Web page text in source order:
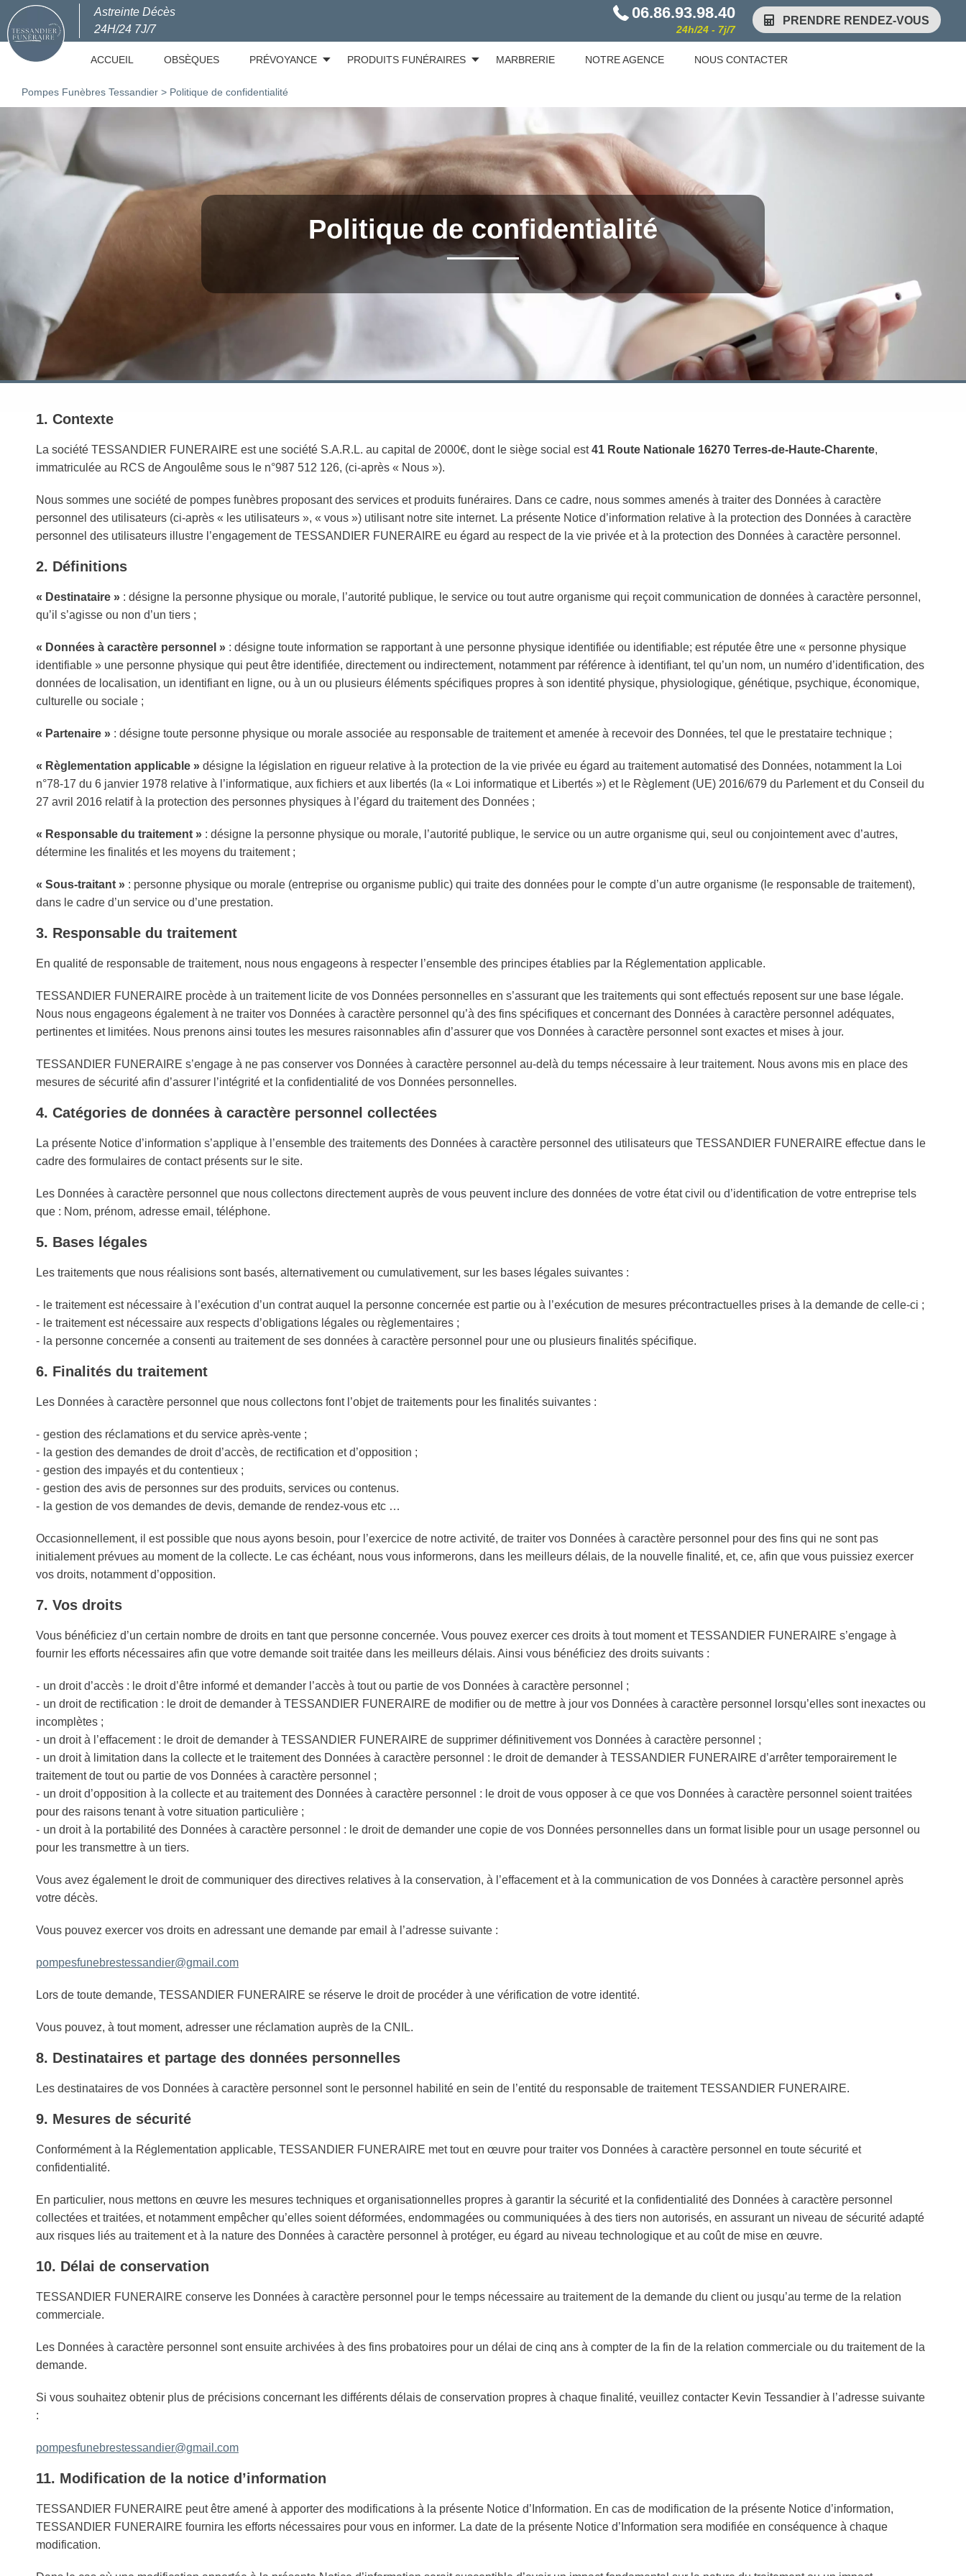
Astreinte Décès
24H/24 7J/7
06.86.93.98.40
24h/24 - 7j/7
PRENDRE RENDEZ-VOUS
ACCUEIL OBSÈQUES PRÉVOYANCE PRODUITS FUNÉRAIRES MARBRERIE NOTRE AGENCE NOUS CONTACTER
Pompes Funèbres Tessandier > Politique de confidentialité
Politique de confidentialité
1. Contexte
La société TESSANDIER FUNERAIRE est une société S.A.R.L. au capital de 2000€, dont le siège social est41 Route Nationale 16270 Terres-de-Haute-Charente,
immatriculée au RCS de Angoulême sous le n°987 512 126, (ci-après « Nous »).
Nous sommes une société de pompes funèbres proposant des services et produits funéraires. Dans ce cadre, nous sommes amenés à traiter des Données à caractère
personnel des utilisateurs (ci-après « les utilisateurs », « vous ») utilisant notre site internet. La présente Notice d’information relative à la protection des Données à caractère
personnel des utilisateurs illustre l’engagement de TESSANDIER FUNERAIRE eu égard au respect de la vie privée et à la protection des Données à caractère personnel.
​2. Définitions
« Destinataire » : désigne la personne physique ou morale, l’autorité publique, le service ou tout autre organisme qui reçoit communication de données à caractère personnel,
qu’il s’agisse ou non d’un tiers ;
« Données à caractère personnel » : désigne toute information se rapportant à une personne physique identifiée ou identifiable; est réputée être une « personne physique
identifiable » une personne physique qui peut être identifiée, directement ou indirectement, notamment par référence à identifiant, tel qu’un nom, un numéro d’identification, des
données de localisation, un identifiant en ligne, ou à un ou plusieurs éléments spécifiques propres à son identité physique, physiologique, génétique, psychique, économique,
culturelle ou sociale ;
« Partenaire » : désigne toute personne physique ou morale associée au responsable de traitement et amenée à recevoir des Données, tel que le prestataire technique ;
« Règlementation applicable » désigne la législation en rigueur relative à la protection de la vie privée eu égard au traitement automatisé des Données, notamment la Loi
n°78-17 du 6 janvier 1978 relative à l’informatique, aux fichiers et aux libertés (la « Loi informatique et Libertés ») et le Règlement (UE) 2016/679 du Parlement et du Conseil du
27 avril 2016 relatif à la protection des personnes physiques à l’égard du traitement des Données ;
​« Responsable du traitement » : désigne la personne physique ou morale, l’autorité publique, le service ou un autre organisme qui, seul ou conjointement avec d’autres,
détermine les finalités et les moyens du traitement ;
« Sous-traitant » : personne physique ou morale (entreprise ou organisme public) qui traite des données pour le compte d’un autre organisme (le responsable de traitement),
dans le cadre d’un service ou d’une prestation.
​3. Responsable du traitement
En qualité de responsable de traitement, nous nous engageons à respecter l’ensemble des principes établies par la Réglementation applicable.
TESSANDIER FUNERAIRE procède à un traitement licite de vos Données personnelles en s’assurant que les traitements qui sont effectués reposent sur une base légale.
Nous nous engageons également à ne traiter vos Données à caractère personnel qu’à des fins spécifiques et concernant des Données à caractère personnel adéquates,
pertinentes et limitées. Nous prenons ainsi toutes les mesures raisonnables afin d’assurer que vos Données à caractère personnel sont exactes et mises à jour.
TESSANDIER FUNERAIRE s’engage à ne pas conserver vos Données à caractère personnel au-delà du temps nécessaire à leur traitement. Nous avons mis en place des
mesures de sécurité afin d’assurer l’intégrité et la confidentialité de vos Données personnelles.
4. Catégories de données à caractère personnel collectées
La présente Notice d’information s’applique à l’ensemble des traitements des Données à caractère personnel des utilisateurs que TESSANDIER FUNERAIRE effectue dans le
cadre des formulaires de contact présents sur le site.
Les Données à caractère personnel que nous collectons directement auprès de vous peuvent inclure des données de votre état civil ou d’identification de votre entreprise tels
que : Nom, prénom, adresse email, téléphone.
5. Bases légales
Les traitements que nous réalisions sont basés, alternativement ou cumulativement, sur les bases légales suivantes :
le traitement est nécessaire à l’exécution d’un contrat auquel la personne concernée est partie ou à l’exécution de mesures précontractuelles prises à la demande de celle-ci ;
le traitement est nécessaire aux respects d’obligations légales ou règlementaires ;
la personne concernée a consenti au traitement de ses données à caractère personnel pour une ou plusieurs finalités spécifique.
6. Finalités du traitement
Les Données à caractère personnel que nous collectons font l’objet de traitements pour les finalités suivantes : ​
gestion des réclamations et du service après-vente ;
la gestion des demandes de droit d’accès, de rectification et d’opposition ;
gestion des impayés et du contentieux ;
gestion des avis de personnes sur des produits, services ou contenus.
la gestion de vos demandes de devis, demande de rendez-vous etc …
Occasionnellement, il est possible que nous ayons besoin, pour l’exercice de notre activité, de traiter vos Données à caractère personnel pour des fins qui ne sont pas
initialement prévues au moment de la collecte. Le cas échéant, nous vous informerons, dans les meilleurs délais, de la nouvelle finalité, et, ce, afin que vous puissiez exercer
vos droits, notamment d’opposition.​
7. Vos droits
Vous bénéficiez d’un certain nombre de droits en tant que personne concernée. Vous pouvez exercer ces droits à tout moment et TESSANDIER FUNERAIRE s’engage à
fournir les efforts nécessaires afin que votre demande soit traitée dans les meilleurs délais. Ainsi vous bénéficiez des droits suivants :
un droit d’accès : le droit d’être informé et demander l’accès à tout ou partie de vos Données à caractère personnel ;
un droit de rectification : le droit de demander à TESSANDIER FUNERAIRE de modifier ou de mettre à jour vos Données à caractère personnel lorsqu’elles sont inexactes ou
incomplètes ;
un droit à l’effacement : le droit de demander à TESSANDIER FUNERAIRE de supprimer définitivement vos Données à caractère personnel ;
un droit à limitation dans la collecte et le traitement des Données à caractère personnel : le droit de demander à TESSANDIER FUNERAIRE d’arrêter temporairement le
traitement de tout ou partie de vos Données à caractère personnel ;
un droit d’opposition à la collecte et au traitement des Données à caractère personnel : le droit de vous opposer à ce que vos Données à caractère personnel soient traitées
pour des raisons tenant à votre situation particulière ;
un droit à la portabilité des Données à caractère personnel : le droit de demander une copie de vos Données personnelles dans un format lisible pour un usage personnel ou
pour les transmettre à un tiers.
Vous avez également le droit de communiquer des directives relatives à la conservation, à l’effacement et à la communication de vos Données à caractère personnel après
votre décès.
Vous pouvez exercer vos droits en adressant une demande par email à l’adresse suivante :
pompesfunebrestessandier@gmail.com
Lors de toute demande, TESSANDIER FUNERAIRE se réserve le droit de procéder à une vérification de votre identité.
Vous pouvez, à tout moment, adresser une réclamation auprès de la CNIL.
8. Destinataires et partage des données personnelles
Les destinataires de vos Données à caractère personnel sont le personnel habilité en sein de l’entité du responsable de traitement TESSANDIER FUNERAIRE.
9. Mesures de sécurité
Conformément à la Réglementation applicable, TESSANDIER FUNERAIRE met tout en œuvre pour traiter vos Données à caractère personnel en toute sécurité et
confidentialité.
En particulier, nous mettons en œuvre les mesures techniques et organisationnelles propres à garantir la sécurité et la confidentialité des Données à caractère personnel
collectées et traitées, et notamment empêcher qu’elles soient déformées, endommagées ou communiquées à des tiers non autorisés, en assurant un niveau de sécurité adapté
aux risques liés au traitement et à la nature des Données à caractère personnel à protéger, eu égard au niveau technologique et au coût de mise en œuvre.​
10. Délai de conservation
TESSANDIER FUNERAIRE conserve les Données à caractère personnel pour le temps nécessaire au traitement de la demande du client ou jusqu’au terme de la relation
commerciale.​
Les Données à caractère personnel sont ensuite archivées à des fins probatoires pour un délai de cinq ans à compter de la fin de la relation commerciale ou du traitement de la
demande.
Si vous souhaitez obtenir plus de précisions concernant les différents délais de conservation propres à chaque finalité, veuillez contacter Kevin Tessandier à l’adresse suivante
:
pompesfunebrestessandier@gmail.com
11. Modification de la notice d’information
TESSANDIER FUNERAIRE peut être amené à apporter des modifications à la présente Notice d’Information. En cas de modification de la présente Notice d’information,
TESSANDIER FUNERAIRE fournira les efforts nécessaires pour vous en informer. La date de la présente Notice d’Information sera modifiée en conséquence à chaque
modification.